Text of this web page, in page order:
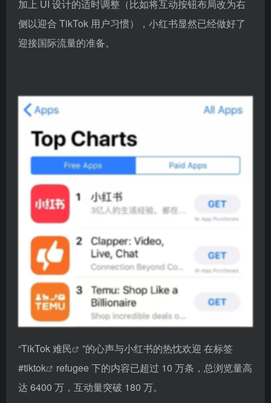
TikTok 难民
”的心声与小红书的热忱欢迎 在标签
tiktok
refugee 下的内容已超过 10 万条，总浏览量高
达 6400 万，互动量突破 180 万。
美国网友一方面表达对 TikTok 可能被禁的怨愤，一方
出极大的包容，更用各种别具一格的方式欢迎老外的到
来：从中式英语的风趣评论到帮忙做作业的互动，甚至
有网友戏言：“白天我们用，晚上你们用！”美国用户也